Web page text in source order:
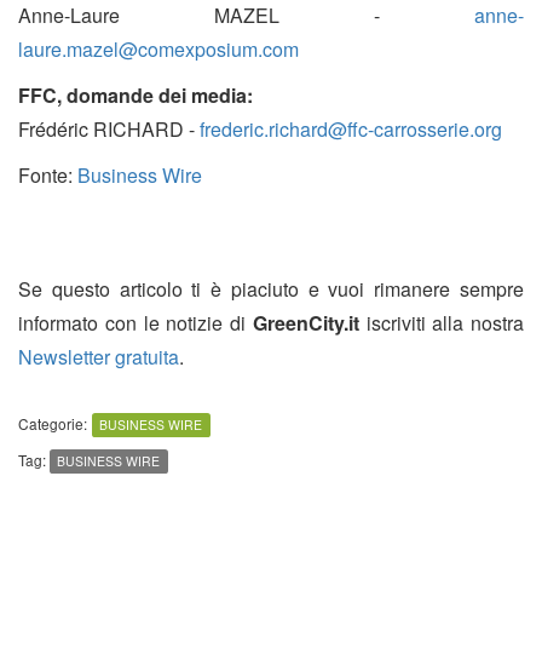
Anne-Laure MAZEL - anne-
laure.mazel@comexposium.com
FFC, domande dei media:
Frédéric RICHARD -frederic.richard@ffc-carrosserie.org
Fonte: Business Wire
Se questo articolo ti è piaciuto e vuoi rimanere sempre
informato con le notizie di GreenCity.itiscriviti alla nostra
Newsletter gratuita.
Categorie: BUSINESS WIRE
Tag: BUSINESS WIRE